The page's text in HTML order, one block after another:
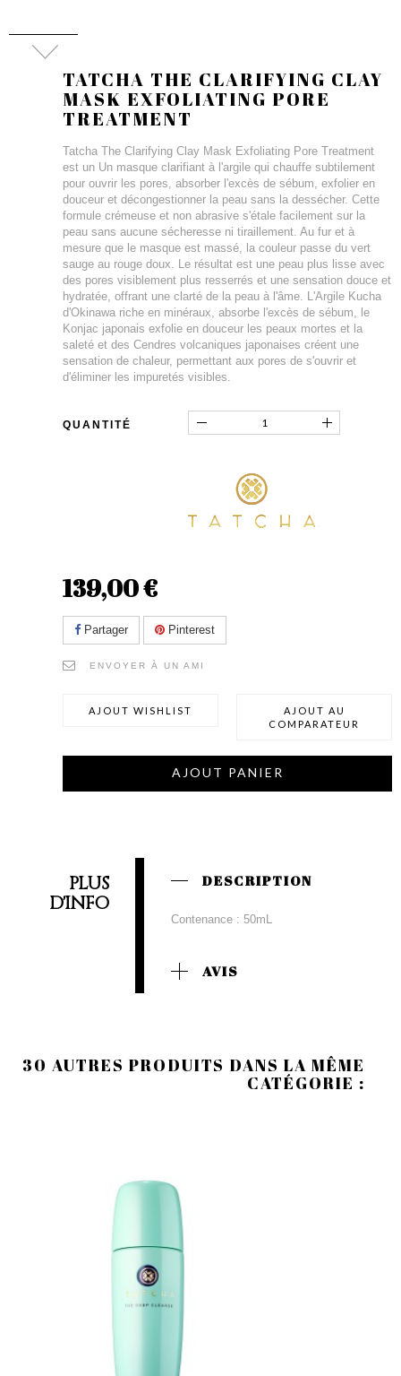
TATCHA THE CLARIFYING CLAY
MASK EXFOLIATING PORE
TREATMENT
Tatcha The Clarifying Clay Mask Exfoliating Pore Treatment
est un Un masque clarifiant à l'argile qui chauffe subtilement
pour ouvrir les pores, absorber l'excès de sébum, exfolier en
douceur et décongestionner la peau sans la dessécher. Cette
formule crémeuse et non abrasive s'étale facilement sur la
peau sans aucune sécheresse ni tiraillement. Au fur et à
mesure que le masque est massé, la couleur passe du vert
sauge au rouge doux. Le résultat est une peau plus lisse avec
des pores visiblement plus resserrés et une sensation douce et
hydratée, offrant une clarté de la peau à l'âme. L'Argile Kucha
d'Okinawa riche en minéraux, absorbe l'excès de sébum, le
Konjac japonais exfolie en douceur les peaux mortes et la
saleté et des Cendres volcaniques japonaises créent une
sensation de chaleur, permettant aux pores de s'ouvrir et
d'éliminer les impuretés visibles.
QUANTITÉ
139,00 €
Partager Pinterest
ENVOYER À UN AMI
AJOUT WISHLIST
AJOUT AU
COMPARATEUR
AJOUT PANIER
PLUS
D'INFO
DESCRIPTION
Contenance : 50mL
AVIS
30 AUTRES PRODUITS DANS LA MÊME
CATÉGORIE :